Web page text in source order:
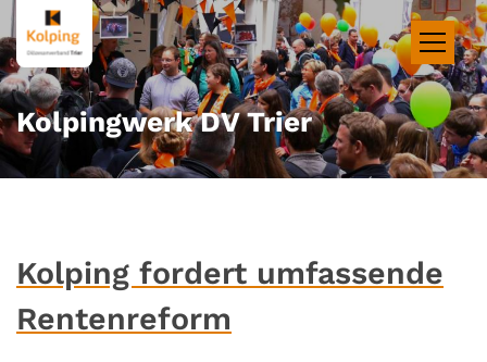
Zum Inhalt springen
Kolpingwerk DV Trier
Kolping fordert umfassende
Rentenreform